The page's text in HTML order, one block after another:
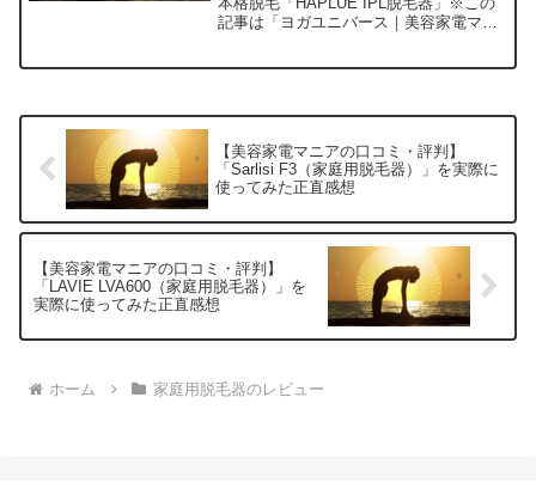
記事は「ヨガユニバース｜美容家電マニ
【美容家電マニアの口コミ・評判】
「Sarlisi F3（家庭用脱毛器）」を実際に
使ってみた正直感想
【美容家電マニアの口コミ・評判】
「LAVIE LVA600（家庭用脱毛器）」を
実際に使ってみた正直感想
ホーム 家庭用脱毛器のレビュー